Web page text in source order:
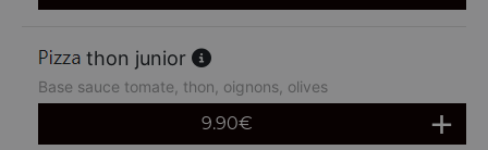
thon junior
Base sauce tomate, thon, oignons, olives
9.90€